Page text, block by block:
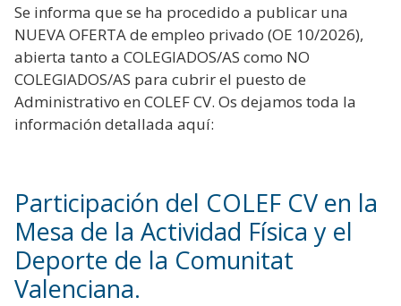
Se informa que se ha procedido a publicar una
NUEVA OFERTA de empleo privado (OE 10/2026),
abierta tanto a COLEGIADOS/AS como NO
COLEGIADOS/AS para cubrir el puesto de
Administrativo en COLEF CV. Os dejamos toda la
información detallada aquí:
Participación del COLEF CV en la
Mesa de la Actividad Física y el
Deporte de la Comunitat
Valenciana.